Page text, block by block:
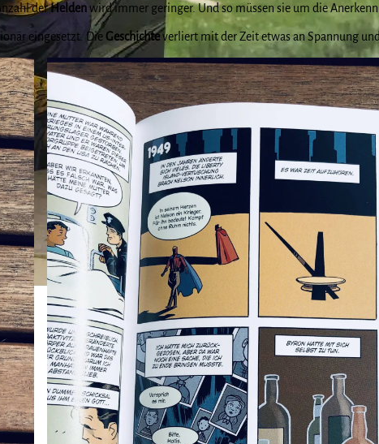
derHeldenwird immer geringer. Und so müssen sie um die
eingesetzt. Die Geschichteverliert mit der Zeit etwas an Spannung